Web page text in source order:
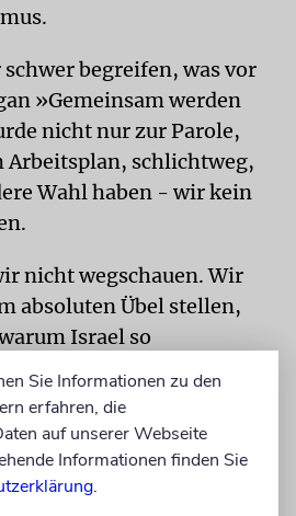
begreifen, was vor
»Gemeinsam werden
nicht nur zur Parole,
Arbeitsplan, schlichtweg,
Wahl haben - wir kein
nicht wegschauen. Wir
absoluten Übel stellen,
Israel so
wurden in einem
getötet, Minute für
Sie Informationen zu den
erfahren, die
auf unserer Webseite
Informationen finden Sie
.